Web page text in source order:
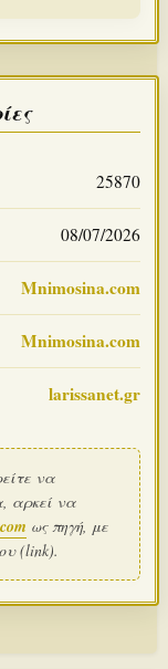
25870
08/07/2026
Mnimosina.com
Mnimosina.com
larissanet.gr
να
αρκεί να
ως πηγή, με
(link).